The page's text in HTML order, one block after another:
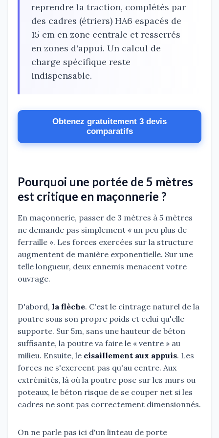
reprendre la traction, complétés par
des cadres (étriers) HA6 espacés de
15 cm en zone centrale et resserrés
en zones d'appui. Un calcul de
charge spécifique reste
indispensable.
Obtenez gratuitement 3 devis
comparatifs
Pourquoi une portée de 5 mètres
est critique en maçonnerie ?
En maçonnerie, passer de 3 mètres à 5 mètres
ne demande pas simplement « un peu plus de
ferraille ». Les forces exercées sur la structure
augmentent de manière exponentielle. Sur une
telle longueur, deux ennemis menacent votre
ouvrage.
D'abord, la flèche. C'est le cintrage naturel de la
poutre sous son propre poids et celui qu'elle
supporte. Sur 5m, sans une hauteur de béton
suffisante, la poutre va faire le « ventre » au
milieu. Ensuite, le cisaillement aux appuis. Les
forces ne s'exercent pas qu'au centre. Aux
extrémités, là où la poutre pose sur les murs ou
poteaux, le béton risque de se couper net si les
cadres ne sont pas correctement dimensionnés.
On ne parle pas ici d'un linteau de porte